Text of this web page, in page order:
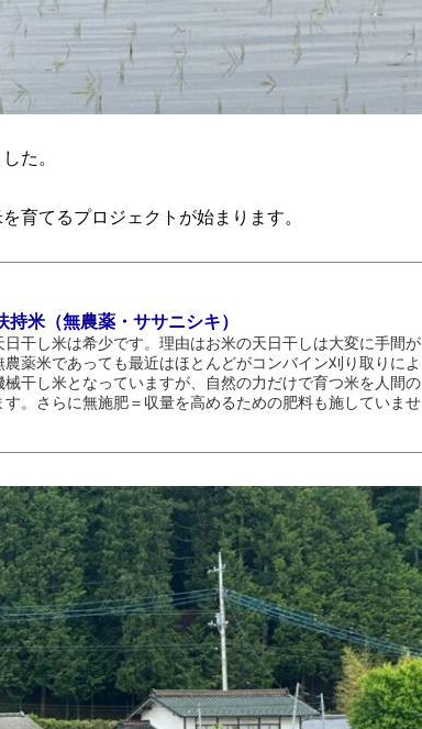
た。
育てるプロジェクトが始まります。
持米（無農薬・ササニシキ）
干し米は希少です。理由はお米の天日干しは大変に手間が
薬米であっても最近はほとんどがコンバイン刈り取りによ
械干し米となっていますが、自然の力だけで育つ米を人間の
。さらに無施肥＝収量を高めるための肥料も施していませ